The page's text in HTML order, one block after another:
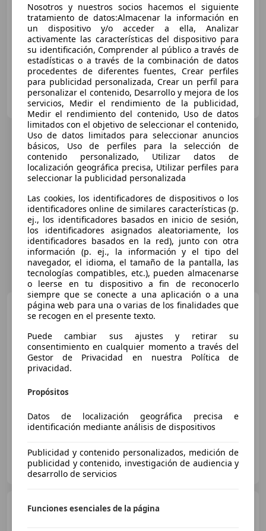
Sincomparación
08/2013 104.492 km Diésel 66 kW (90 CV)
OCASIONPLUS LAS ROZAS II
ES-28232 LAS ROZAS
Nissan Note1.5dCi Acenta
€ 7.690 1
OCASIONPLUS LA MAQUINISTA II
ES-08020 SANT ANDREU
Nissan Note
Nosotros y nuestros socios hacemos el siguiente
tratamiento de datos:Almacenar la información en
un dispositivo y/o acceder a ella, Analizar
activamente las características del dispositivo para
su identificación, Comprender al público a través de
estadísticas o a través de la combinación de datos
procedentes de diferentes fuentes, Crear perfiles
para publicidad personalizada, Crear un perfil para
personalizar el contenido, Desarrollo y mejora de los
servicios, Medir el rendimiento de la publicidad,
Medir el rendimiento del contenido, Uso de datos
limitados con el objetivo de seleccionar el contenido,
Uso de datos limitados para seleccionar anuncios
básicos, Uso de perfiles para la selección de
contenido personalizado, Utilizar datos de
localización geográfica precisa, Utilizar perfiles para
seleccionar la publicidad personalizada
Las cookies, los identificadores de dispositivos o los
identificadores online de similares características (p.
ej., los identificadores basados en inicio de sesión,
los identificadores asignados aleatoriamente, los
identificadores basados en la red), junto con otra
información (p. ej., la información y el tipo del
navegador, el idioma, el tamaño de la pantalla, las
tecnologías compatibles, etc.), pueden almacenarse
o leerse en tu dispositivo a fin de reconocerlo
siempre que se conecte a una aplicación o a una
página web para una o varias de los finalidades que
se recogen en el presente texto.
Puede cambiar sus ajustes y retirar su
consentimiento en cualquier momento a través del
Gestor de Privacidad en nuestra Política de
privacidad.
Propósitos
Datos de localización geográfica precisa e
identificación mediante análisis de dispositivos
Publicidad y contenido personalizados, medición de
publicidad y contenido, investigación de audiencia y
desarrollo de servicios
Funciones esenciales de la página